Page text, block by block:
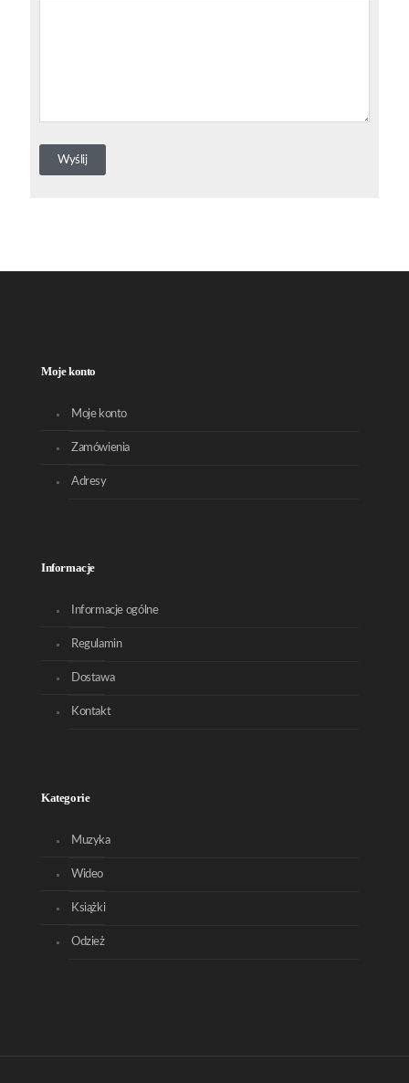
Moje konto
Moje konto
Zamówienia
Adresy
Informacje
Informacje ogólne
Regulamin
Dostawa
Kontakt
Kategorie
Muzyka
Wideo
Książki
Odzież